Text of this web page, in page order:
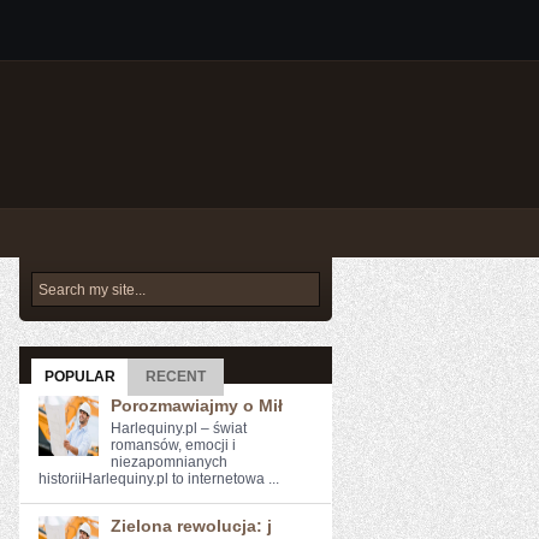
POPULAR RECENT
Porozmawiajmy o Mił
Harlequiny.pl – świat
romansów, emocji i
niezapomnianych
historiiHarlequiny.pl to internetowa ...
Zielona rewolucja: j